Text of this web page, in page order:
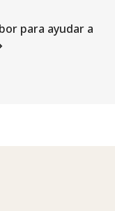
para ayudar a